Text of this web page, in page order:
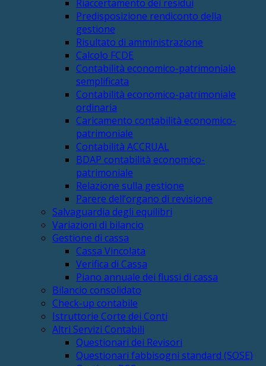
Riaccertamento dei residui
Predisposizione rendiconto della
gestione
Risultato di amministrazione
Calcolo FCDE
Contabilità economico-patrimoniale
semplificata
Contabilità economico-patrimoniale
ordinaria
Caricamento contabilità economico-
patrimoniale
Contabilità ACCRUAL
BDAP contabilità economico-
patrimoniale
Relazione sulla gestione
Parere dell’organo di revisione
Salvaguardia degli equilibri
Variazioni di bilancio
Gestione di cassa
Cassa Vincolata
Verifica di Cassa
Piano annuale dei flussi di cassa
Bilancio consolidato
Check-up contabile
Istruttorie Corte dei Conti
Altri Servizi Contabili
Questionari dei Revisori
Questionari fabbisogni standard (SOSE)